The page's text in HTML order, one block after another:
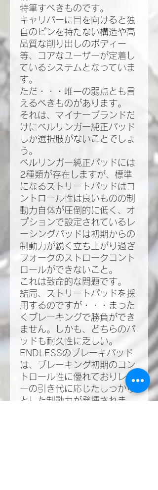
特筆すべきものです。
キャリパーに目を向けると独
自のピンを持たない構造や高
品質な削り出しのボディー
等、コアなユーザーが定着し
ているシステムとなっていま
す。
ただ・・・唯一の弱点とも言
えるべきものがあります。
それは、マイナーブランドだ
けにベルリンガー純正パッド
しか選択肢がないことでしょ
う。
ベルリンガー純正パッドには
2種類が存在しますが、標準
になるストリートパッドはコ
ントロール性は良いものの制
動力自体が圧倒的に低く、オ
プションで設定されているレ
ーシングパッドは初期からの
制動力が鋭く立ち上がり過ぎ
フォークのストロークコント
ロールができないこと。
これは致命的な問題です。
結局、ストリートパッドを採
用するのですが・・・まった
くブレーキングで勝負ができ
ません。しかも、どちらのパ
ッドも耐久性に乏しい。
ENDLESSのブレーキパッド
は、ブレーキング初期のコン
トロール性に優れておりレバ
ーの引き代に応じたしっかり
とした制動力が発揮されま